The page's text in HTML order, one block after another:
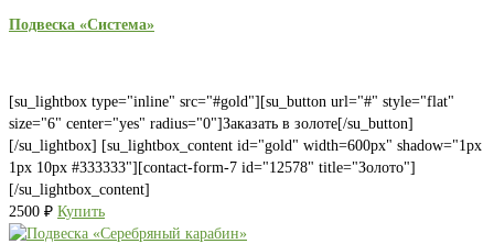
Подвеска «Система»
[su_lightbox type="inline" src="#gold"][su_button url="#" style="flat"
size="6" center="yes" radius="0"]Заказать в золоте[/su_button]
[/su_lightbox] [su_lightbox_content id="gold" width=600px" shadow="1px
1px 10px #333333"][contact-form-7 id="12578" title="Золото"]
[/su_lightbox_content]
2500 ₽ Купить